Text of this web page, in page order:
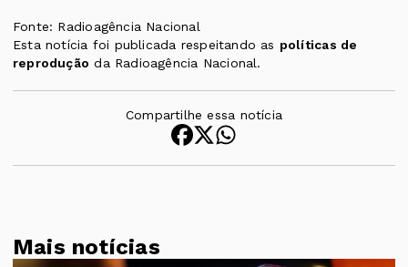
Fonte: Radioagência Nacional
Esta notícia foi publicada respeitando as políticas de
reprodução da Radioagência Nacional.
Compartilhe essa notícia
Mais notícias